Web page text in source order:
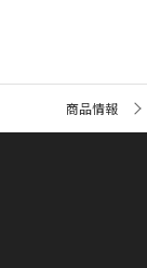
商品情報